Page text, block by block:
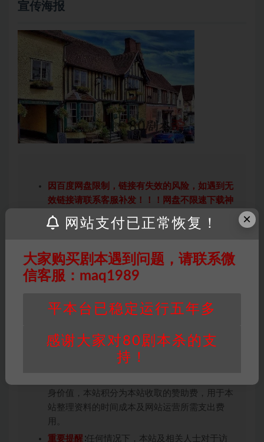
宣传海报
因百度网盘限制，链接有失效的风险，如遇到无
效链接请联系客服补发！！！网盘不限速下载神
器→ 点此下载 ←
免责声明
： 本站所有剧本杀资源均为网友分享
用于商业用途!任何人访问、浏览本站，购买或
未购买，即代表已阅读本声明，理解并同意受本
版权归属：本站提供的任何剧本杀资源内容的版
件通知并提供相关证实资料至邮箱
448271243@qq.com，如若情况属实，我们将
会在三天内下架相关剧本攻略。
身价值，本站积分为本站收取的赞助费，用于本
站整理资料的时间成本及网站运营所需支出费
用。
重要提醒 ∶任何情况下，本站及相关人士对于访
×
网站支付已正常恢复！
大家购买剧本遇到问题，请联系微
信客服：maq1989
平本台已稳定运行五年多
感谢大家对80剧本杀的支
持！